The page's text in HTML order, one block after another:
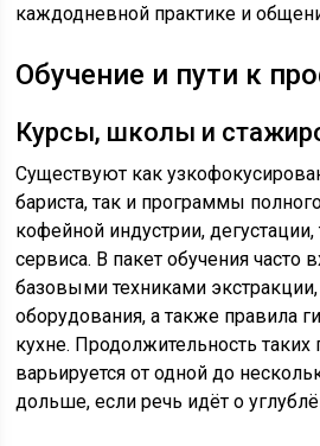
каждодневной практике и
Обучение и пути к
Курсы, школы и
Существуют как
бариста, так и программы
кофейной индустрии,
сервиса. В пакет обучения часто
базовыми техниками
оборудования, а также правила
кухне. Продолжительность
варьируется от одной до
дольше, если речь идёт о